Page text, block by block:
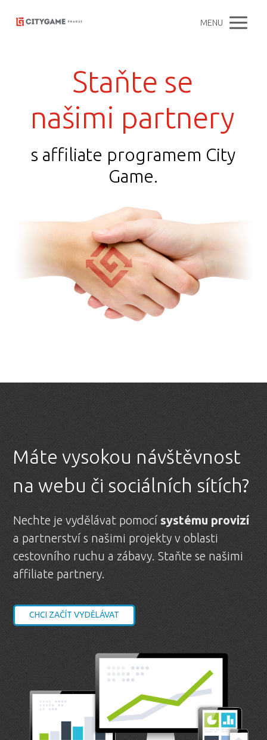
MENU
Staňte se
našimi partnery
s affiliate programem City
Game.
Máte vysokou návštěvnost
na webu či sociálních sítích?
Nechte je vydělávat pomocí systému provizí
a partnerství s našimi projekty v oblasti
cestovního ruchu a zábavy. Staňte se našimi
affiliate partnery.
CHCI ZAČÍT VYDĚLÁVAT